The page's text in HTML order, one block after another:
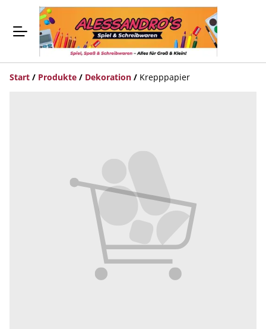
Start / Produkte / Dekoration / Krepppapier